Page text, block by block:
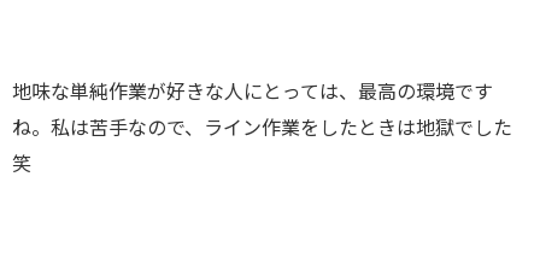
地味な単純作業が好きな人にとっては、最高の環境です
ね。私は苦手なので、ライン作業をしたときは地獄でした
笑